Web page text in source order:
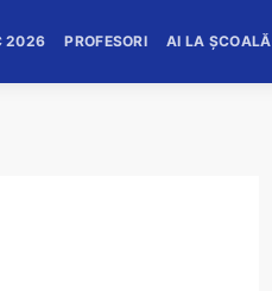
2026 PROFESORI AI LA ȘCOALĂ